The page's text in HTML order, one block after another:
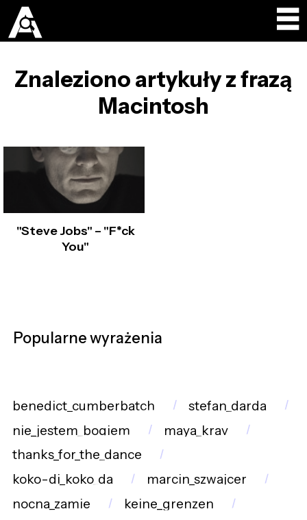
Znaleziono artykuły z frazą
Macintosh
"Steve Jobs" – "F*ck
You"
Popularne wyrażenia
benedict_cumberbatch
stefan_darda
nie_jestem_bogiem
maya_krav
thanks_for_the_dance
koko-di_koko_da
marcin_szwajcer
nocna_zamie
keine_grenzen